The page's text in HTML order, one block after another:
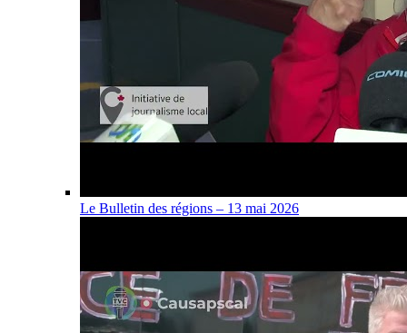
Le Bulletin des régions – 13 mai 2026